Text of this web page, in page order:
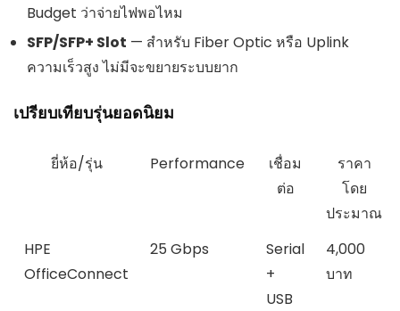
Budget ว่าจ่ายไฟพอไหม
SFP/SFP+ Slot — สำหรับ Fiber Optic หรือ Uplink
ความเร็วสูง ไม่มีจะขยายระบบยาก
เปรียบเทียบรุ่นยอดนิยม
ยี่ห้อ/รุ่น Performance
เชื่อม
ต่อ
ราคา
โดย
ประมาณ
HPE
OfficeConnect
25 Gbps
Serial
+
USB
4,000
บาท